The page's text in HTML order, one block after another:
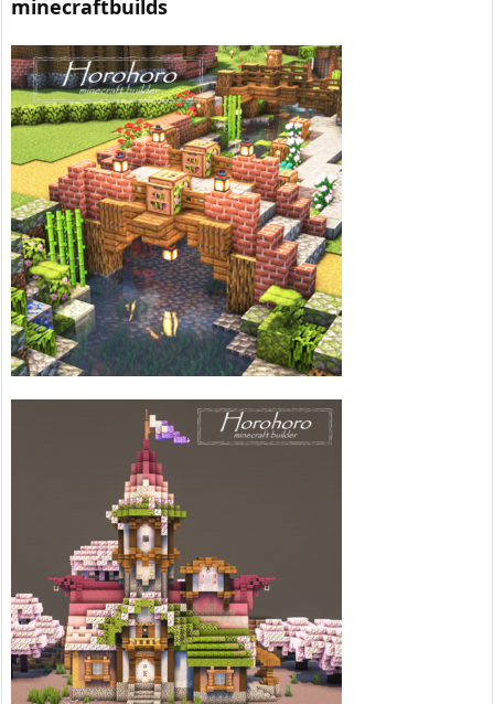
minecraftbuilds